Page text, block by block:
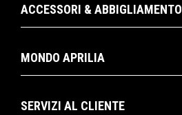
ACCESSORI & ABBIGLIAMENTO
MONDO APRILIA
SERVIZI AL CLIENTE